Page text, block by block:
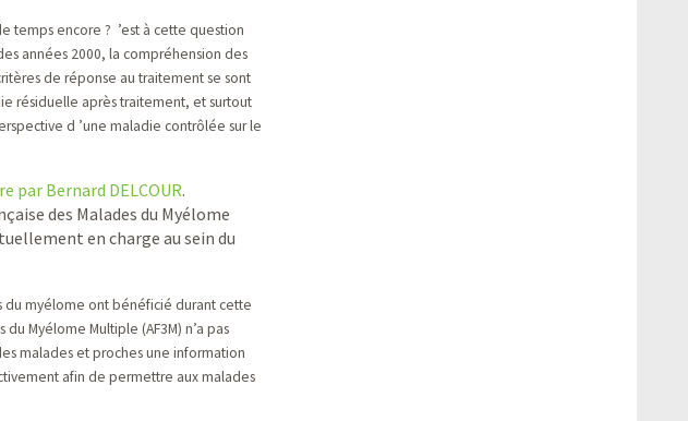
temps encore ? ’est à cette question
années 2000, la compréhension des
de réponse au traitement se sont
résiduelle après traitement, et surtout
d ’une maladie contrôlée sur le
par Bernard DELCOUR.
des Malades du Myélome
en charge au sein du
du myélome ont bénéficié durant cette
Myélome Multiple (AF3M) n’a pas
malades et proches une information
afin de permettre aux malades